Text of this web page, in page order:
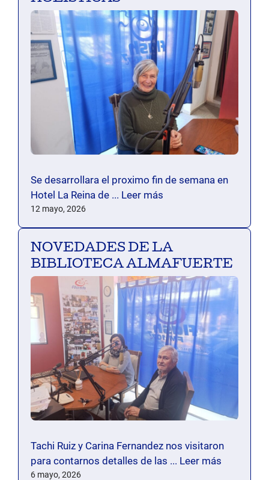
Se desarrollara el proximo fin de semana en
Hotel La Reina de ... Leer más
12 mayo, 2026
NOVEDADES DE LA
BIBLIOTECA ALMAFUERTE
Tachi Ruiz y Carina Fernandez nos visitaron
para contarnos detalles de las ... Leer más
6 mayo, 2026